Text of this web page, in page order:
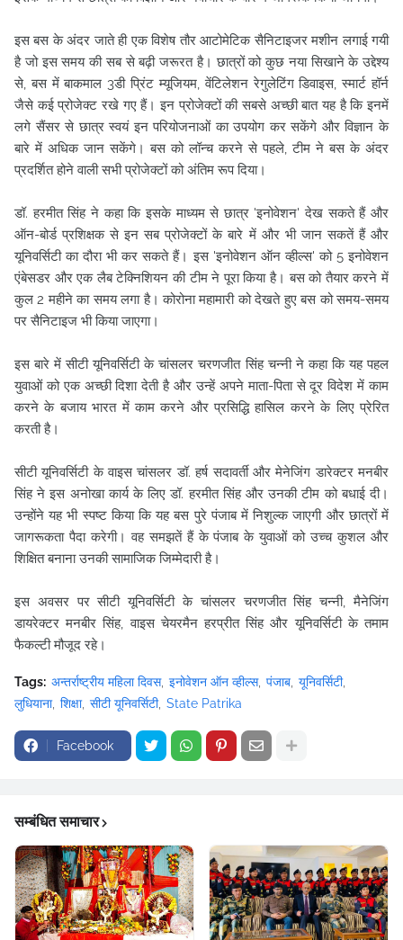
इस बस के अंदर जाते ही एक विशेष तौर आटोमेटिक सैनिटाइजर मशीन लगाई गयी
है जो इस समय की सब से बढ़ी जरूरत है। छात्रों को कुछ नया सिखाने के उद्देश्य
से, बस में बाकमाल 3डी प्रिंट म्यूजियम, वेंटिलेशन रेगुलेटिंग डिवाइस, स्मार्ट हॉर्न
जैसे कई प्रोजेक्ट रखे गए हैं। इन प्रोजेक्टों की सबसे अच्छी बात यह है कि इनमें
लगे सैंसर से छात्र स्वयं इन परियोजनाओं का उपयोग कर सकेंगे और विज्ञान के
बारे में अधिक जान सकेंगे। बस को लॉन्च करने से पहले, टीम ने बस के अंदर
प्रदर्शित होने वाली सभी प्रोजेक्टों को अंतिम रूप दिया।
डॉ. हरमीत सिंह ने कहा कि इसके माध्यम से छात्र 'इनोवेशन' देख सकते हैं और
ऑन-बोर्ड प्रशिक्षक से इन सब प्रोजेक्टों के बारे में और भी जान सकतें हैं और
यूनिवर्सिटी का दौरा भी कर सकते हैं। इस 'इनोवेशन ऑन व्हील्स' को 5 इनोवेशन
एंबेसडर और एक लैब टेक्निशियन की टीम ने पूरा किया है। बस को तैयार करने में
कुल 2 महीने का समय लगा है। कोरोना महामारी को देखते हुए बस को समय-समय
पर सैनिटाइज भी किया जाएगा।
इस बारे में सीटी यूनिवर्सिटी के चांसलर चरणजीत सिंह चन्नी ने कहा कि यह पहल
युवाओं को एक अच्छी दिशा देती है और उन्हें अपने माता-पिता से दूर विदेश में काम
करने के बजाय भारत में काम करने और प्रसिद्धि हासिल करने के लिए प्रेरित
करती है।
सीटी यूनिवर्सिटी के वाइस चांसलर डॉ. हर्ष सदावर्ती और मेनेजिंग डारेक्टर मनबीर
सिंह ने इस अनोखा कार्य के लिए डॉ. हरमीत सिंह और उनकी टीम को बधाई दी।
उन्होंने यह भी स्पष्ट किया कि यह बस पुरे पंजाब में निशुल्क जाएगी और छात्रों में
जागरूकता पैदा करेगी। वह समझतें हैं के पंजाब के युवाओं को उच्च कुशल और
शिक्षित बनाना उनकी सामाजिक जिम्मेदारी है।
इस अवसर पर सीटी यूनिवर्सिटी के चांसलर चरणजीत सिंह चन्नी, मैनेजिंग
डायरेक्टर मनबीर सिंह, वाइस चेयरमैन हरप्रीत सिंह और यूनिवर्सिटी के तमाम
फैकल्टी मौजूद रहे।
Tags: अन्तर्राष्ट्रीय महिला दिवस इनोवेशन ऑन व्हील्स पंजाब यूनिवर्सिटी
लुधियाना शिक्षा सीटी यूनिवर्सिटी State Patrika
Facebook
सम्बंधित समाचार